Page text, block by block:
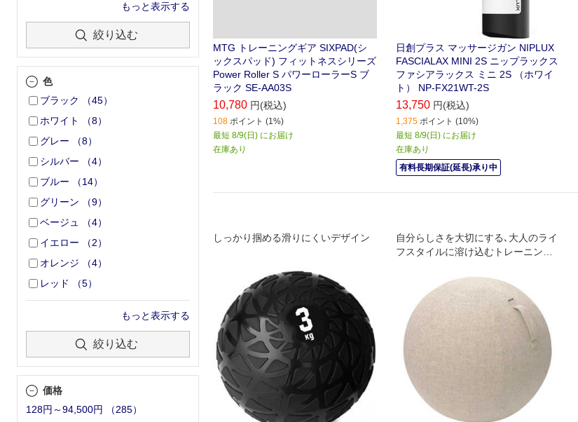
もっと表示する
絞り込む
色
ブラック
（45）
ホワイト
（8）
グレー
（8）
シルバー
（4）
ブルー
（14）
グリーン
（9）
ベージュ
（4）
イエロー
（2）
オレンジ
（4）
レッド
（5）
もっと表示する
絞り込む
価格
128円～94,500円
（285）
MTG トレーニングギア SIXPAD(シ
ックスパッド) フィットネスシリーズ
Power Roller S パワーローラーS ブ
ラック SE-AA03S
10,780 円(税込)
108 ポイント (1%)
最短 8/9(日) にお届け
在庫あり
日創プラス マッサージガン NIPLUX
FASCIALAX MINI 2S ニップラックス
ファシアラックス ミニ 2S （ホワイ
ト） NP-FX21WT-2S
13,750 円(税込)
1,375 ポイント (10%)
最短 8/9(日) にお届け
在庫あり
有料長期保証(延長)承り中
しっかり掴める滑りにくいデザイン
自分らしさを大切にする､大人のライ
フスタイルに溶け込むトレーニング
スボールをインテリアに変える､さわ
り心地の良いバランスボールファブ
リックカバー｡